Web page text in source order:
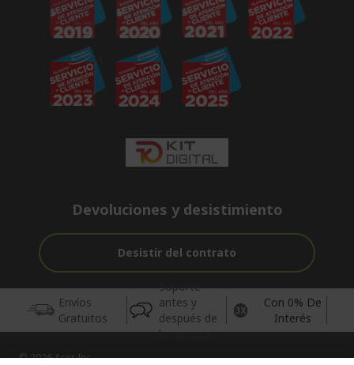
Devoluciones y desistimiento
Desistir del contrato
Envíos
Gratuitos
Soporte
antes y
después de
la compra
Con 0% De
Interés
© 2026 Acer Inc.